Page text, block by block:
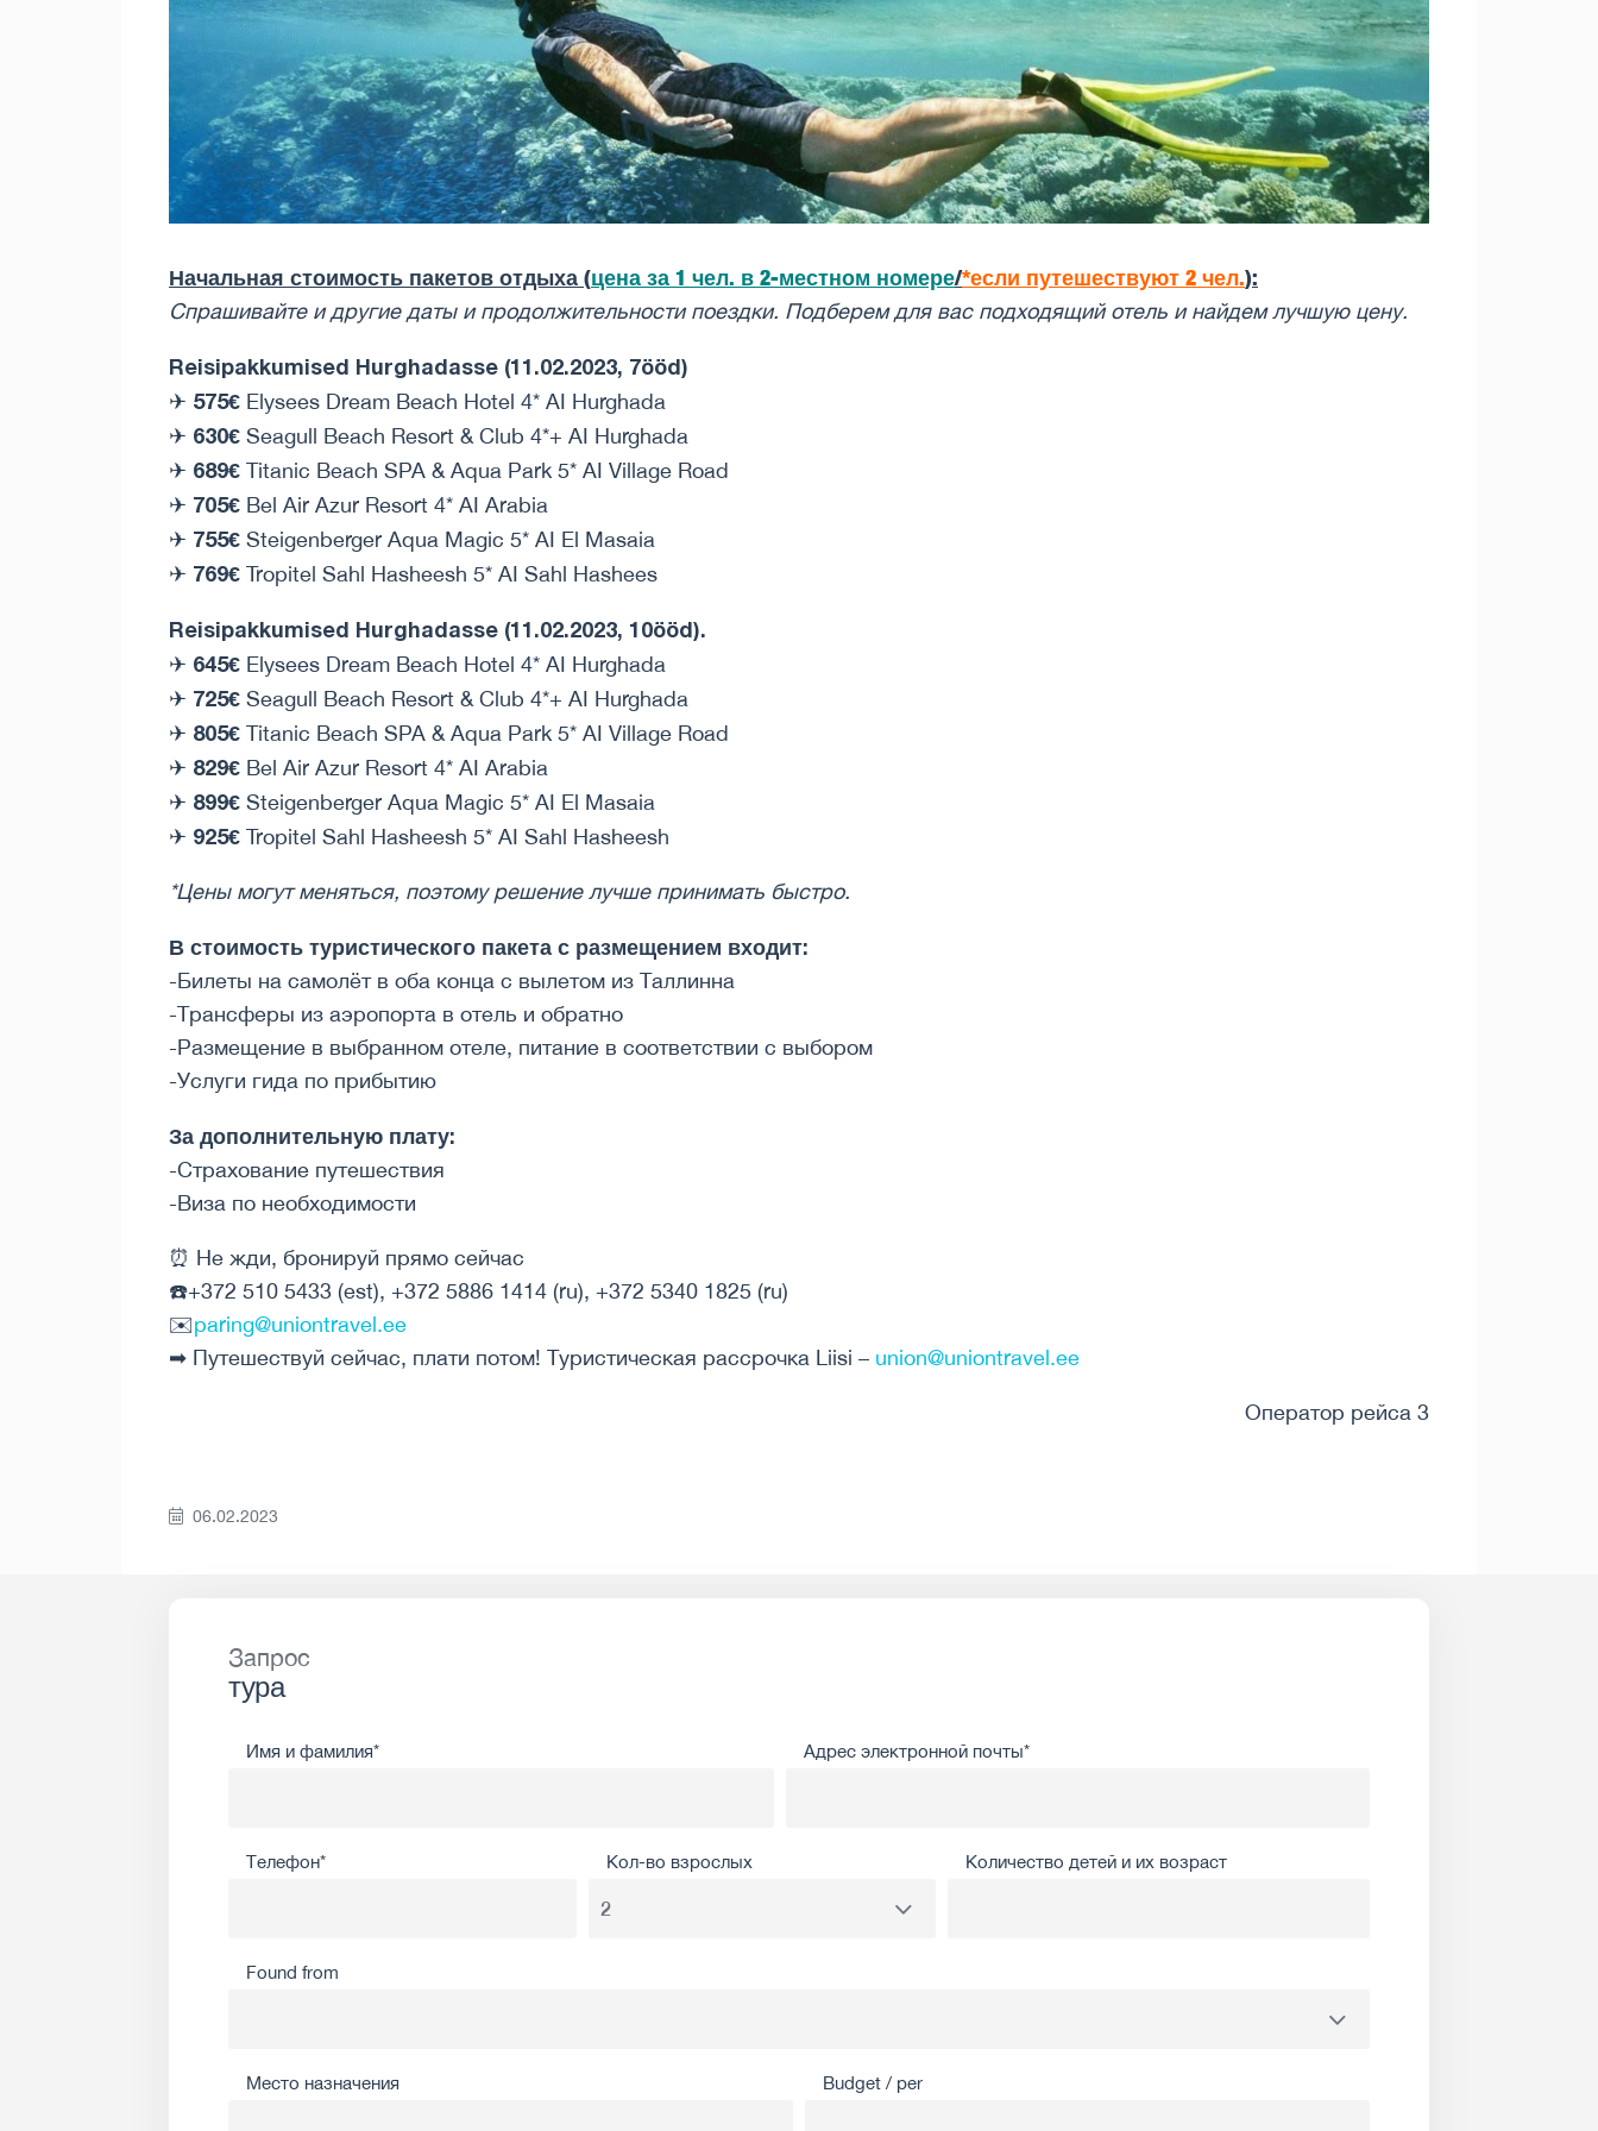
Начальная стоимость пакетов отдыха (цена за 1 чел. в 2-местном номере/*если путешествуют 2 чел.):
Спрашивайте и другие даты и ​​продолжительности поездки. Подберем для вас подходящий отель и найдем лучшую цену.
Reisipakkumised Hurghadasse (11.02.2023, 7ööd)
✈ 575€ Elysees Dream Beach Hotel 4* AI Hurghada
✈ 630€ Seagull Beach Resort & Club 4*+ AI Hurghada
✈ 689€ Titanic Beach SPA & Aqua Park 5* AI Village Road
✈ 705€ Bel Air Azur Resort 4* AI Arabia
✈ 755€ Steigenberger Aqua Magic 5* AI El Masaia
✈ 769€ Tropitel Sahl Hasheesh 5* AI Sahl Hashees
Reisipakkumised Hurghadasse (11.02.2023, 10ööd).
✈ 645€ Elysees Dream Beach Hotel 4* AI Hurghada
✈ 725€ Seagull Beach Resort & Club 4*+ AI Hurghada
✈ 805€ Titanic Beach SPA & Aqua Park 5* AI Village Road
✈ 829€ Bel Air Azur Resort 4* AI Arabia
✈ 899€ Steigenberger Aqua Magic 5* AI El Masaia
✈ 925€ Tropitel Sahl Hasheesh 5* AI Sahl Hasheesh
*Цены могут меняться, поэтому решение лучше принимать быстро.
В стоимость туристического пакета с размещением входит:
-Билеты на самолёт в оба конца с вылетом из Таллинна
-Трансферы из аэропорта в отель и обратно
-Размещение в выбранном отеле, питание в соответствии с выбором
-Услуги гида по прибытию
За дополнительную плату:
-Страхование путешествия
-Виза по необходимости
⏰ Не жди, бронируй прямо сейчас
☎️+372 510 5433 (est), +372 5886 1414 (ru), +372 5340 1825 (ru)
✉️paring@uniontravel.ee
➡ Путешествуй сейчас, плати потом! Туристическая рассрочка Liisi – union@uniontravel.ee
Оператор рейса 3
06.02.2023
Запрос
тура
Имя и фамилия* Адрес электронной почты*
Телефон* Кол-во взрослых Количество детей и их возраст
Found from
Место назначения Budget / per